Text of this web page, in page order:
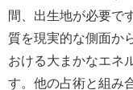
間、出生地が必要で
質を現実的な側面か
おける大まかなエネ
す。他の占術と組み